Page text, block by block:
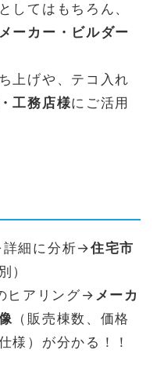
してはもちろん、
メーカー・ビルダー
上げや、テコ入れ
工務店様にご活用
細に分析→住宅市
）
ヒアリング→ メーカ
（販売棟数、価格
様）が分かる！！